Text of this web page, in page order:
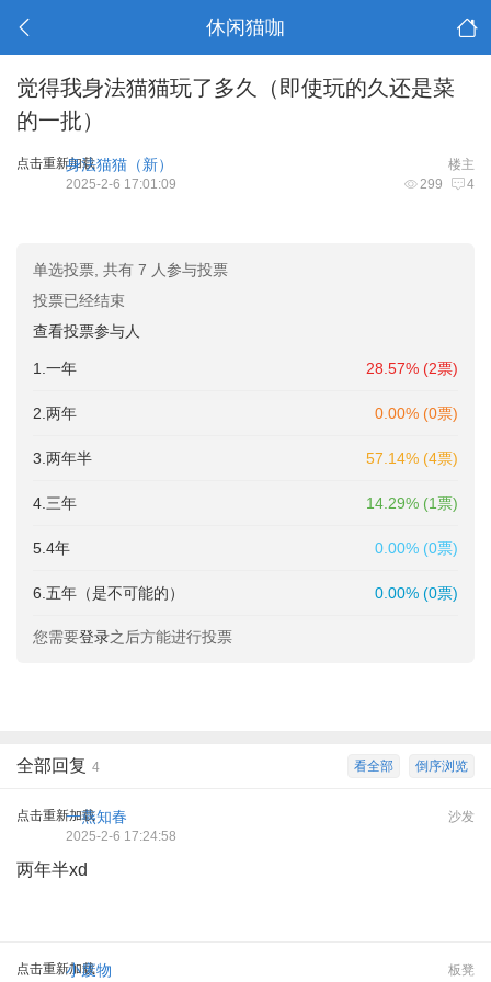
休闲猫咖
觉得我身法猫猫玩了多久（即使玩的久还是菜
的一批）
点击重新加载 楼主
身法猫猫（新）
299 4
2025-2-6 17:01:09
单选投票, 共有 7 人参与投票
投票已经结束
查看投票参与人
1.一年 28.57% (2票)
2.两年 0.00% (0票)
3.两年半 57.14% (4票)
4.三年 14.29% (1票)
5.4年 0.00% (0票)
6.五年（是不可能的） 0.00% (0票)
您需要登录之后方能进行投票
倒序浏览
看全部
全部回复 4
点击重新加载 沙发
一燕知春
2025-2-6 17:24:58
两年半xd
点击重新加载 板凳
小废物